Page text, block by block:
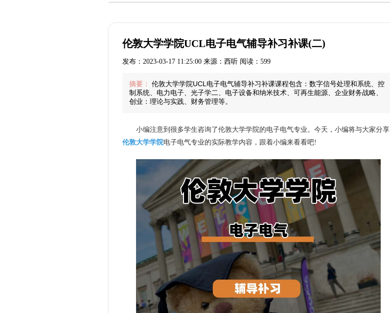
伦敦大学学院UCL电子电气辅导补习补课(二)
发布：2023-03-17 11:25:00 来源：西听 阅读：599
摘要：
伦敦大学学院UCL电子电气辅导补习补课课程包含：数字信号处理和系统、控
制系统、电力电子、光子学二、电子设备和纳米技术、可再生能源、企业财务战略、
创业：理论与实践、财务管理等。
小编注意到很多学生咨询了伦敦大学学院的电子电气专业。今天，小编将与大家分享
伦敦大学学院电子电气专业的实际教学内容，跟着小编来看看吧!